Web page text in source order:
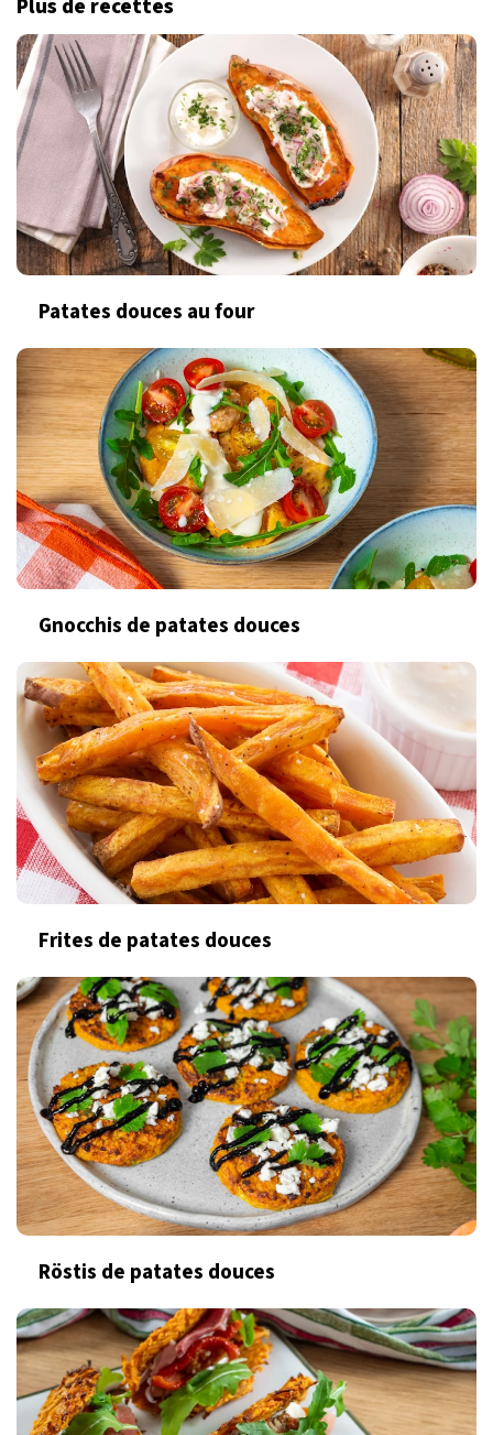
Patates douces au four
Gnocchis de patates douces
Frites de patates douces
Röstis de patates douces